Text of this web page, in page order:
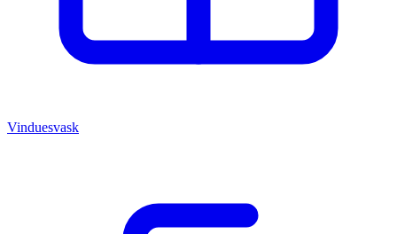
Vinduesvask